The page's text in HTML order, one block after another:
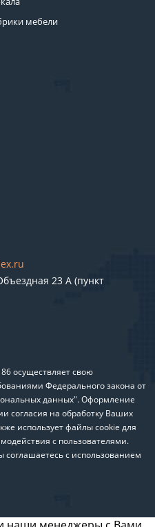
мебели
23 А (пункт
осуществляет свою
Федерального закона от
данных". Оформление
согласия на обработку Ваших
использует файлы cookie для
с пользователями.
соглашаетесь с использованием